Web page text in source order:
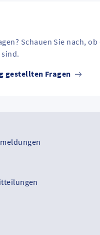
Schauen Sie nach,
sind.
gestellten Fragen